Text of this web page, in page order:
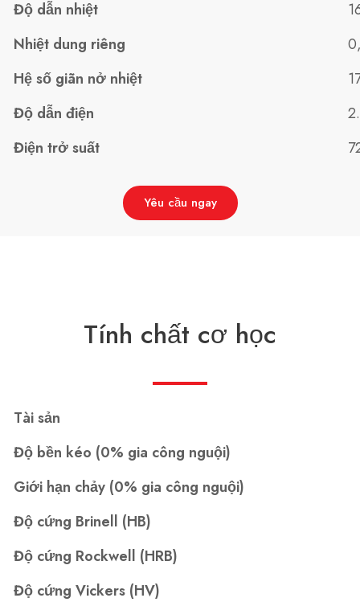
Độ dẫn nhiệt
Nhiệt dung riêng
Hệ số giãn nở nhiệt
Độ dẫn điện
Điện trở suất
Yêu cầu ngay
Tính chất cơ học
Tài sản
Độ bền kéo (0% gia công nguội)
Giới hạn chảy (0% gia công nguội)
Độ cứng Brinell (HB)
Độ cứng Rockwell (HRB)
Độ cứng Vickers (HV)